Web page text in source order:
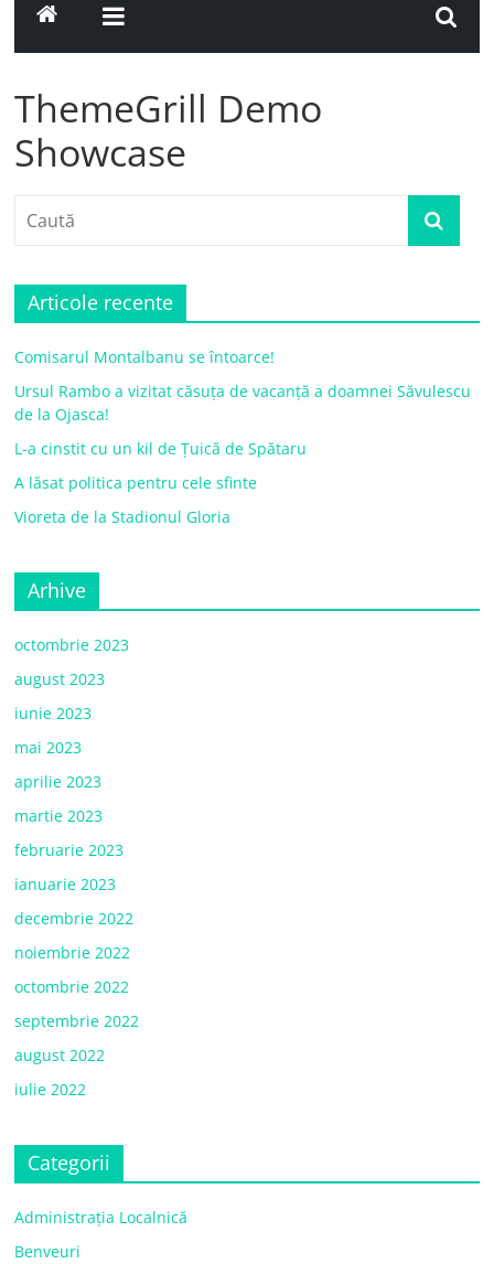
ThemeGrill Demo
Showcase
Articole recente
Comisarul Montalbanu se întoarce!
Ursul Rambo a vizitat căsuța de vacanță a doamnei Săvulescu
de la Ojasca!
L-a cinstit cu un kil de Țuică de Spătaru
A lăsat politica pentru cele sfinte
Vioreta de la Stadionul Gloria
Arhive
octombrie 2023
august 2023
iunie 2023
mai 2023
aprilie 2023
martie 2023
februarie 2023
ianuarie 2023
decembrie 2022
noiembrie 2022
octombrie 2022
septembrie 2022
august 2022
iulie 2022
Categorii
Administrația Localnică
Benveuri